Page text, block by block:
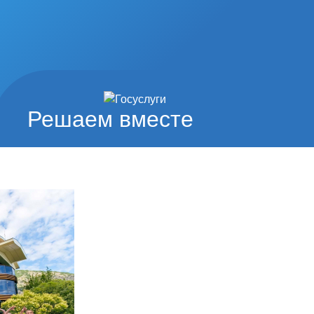
Решаем вместе